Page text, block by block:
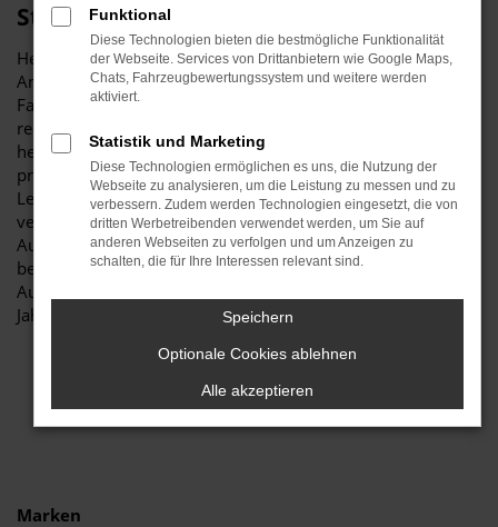
Stiglmayr
Herzlich willkommen bei Autohaus Stiglmayr – Ihre erste
Anlaufstelle für exzellente VW Passat Jahreswagen
Fahrzeuge für Schwabach und Umgebung! Unser
renommiertes Autohaus ist stolz darauf, Ihnen eine
herausragende Auswahl an VW Passat Jahreswagen zu
präsentieren, die höchste Standards in Sachen Qualität und
Leistung erfüllen. Wir sind seit Jahren Ihr
vertrauenswürdiger Partner, wenn es um erstklassige
Automobile geht. Erfahren Sie mehr über unsere
beeindruckende VW Passat Jahreswagen Flotte und warum
Autohaus Stiglmayr die bevorzugte Adresse für VW Passat
Jahreswagen Liebhaber ist.
Marken
Funktional
Diese Technologien bieten die bestmögliche Funktionalität
der Webseite. Services von Drittanbietern wie Google Maps,
Chats, Fahrzeugbewertungssystem und weitere werden
aktiviert.
Statistik und Marketing
Diese Technologien ermöglichen es uns, die Nutzung der
Webseite zu analysieren, um die Leistung zu messen und zu
verbessern. Zudem werden Technologien eingesetzt, die von
dritten Werbetreibenden verwendet werden, um Sie auf
anderen Webseiten zu verfolgen und um Anzeigen zu
schalten, die für Ihre Interessen relevant sind.
Speichern
Optionale Cookies ablehnen
Alle akzeptieren